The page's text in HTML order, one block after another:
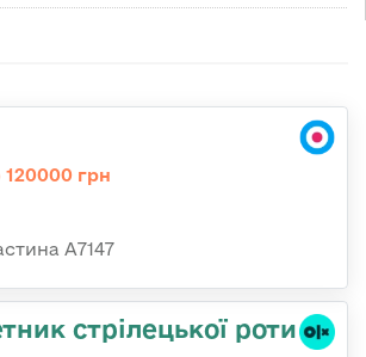
120000 грн
А7147
стрілецької роти